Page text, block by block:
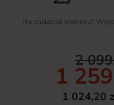
Nie znalazłeś wymiaru?
2
1
1 024,20